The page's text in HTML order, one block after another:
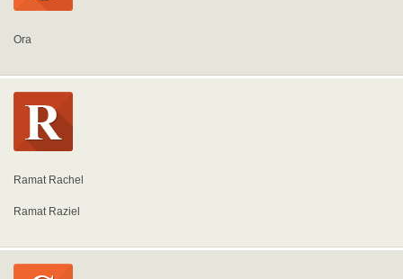
Ora
Ramat Rachel
Ramat Raziel